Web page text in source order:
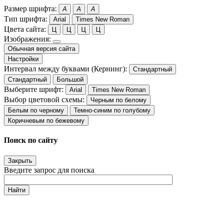
Размер шрифта: A A A
Тип шрифта: Arial Times New Roman
Цвета сайта: Ц Ц Ц Ц
Изображения:
Обычная версия сайта
Настройки
Интервал между буквами (Кернинг):
Стандартный
Стандартный
Большой
Выберите шрифт: Arial Times New Roman
Выбор цветовой схемы:
Черным по белому
Белым по черному
Темно-синим по голубому
Коричневым по бежевому
Поиск по сайту
Закрыть
Введите запрос для поиска
Найти